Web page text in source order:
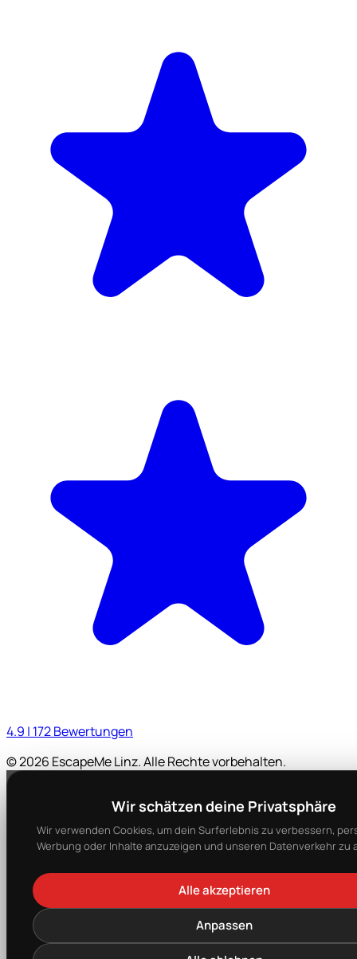
4.9 | 172 Bewertungen
© 2026 EscapeMe Linz. Alle Rechte vorbehalten.
Wir schätzen deine Privatsphäre
Wir verwenden Cookies, um dein Surferlebnis zu verbessern,
Werbung oder Inhalte anzuzeigen und unseren Datenverkehr zu
Alle akzeptieren
Anpassen